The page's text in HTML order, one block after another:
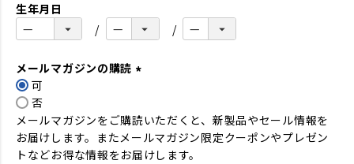
生年月日
メールマガジンの購読
須
)
可
否
メールマガジンをご購読いただくと、新製品やセール情報を
お届けします。またメールマガジン限定クーポンやプレゼン
トなどお得な情報をお届けします。